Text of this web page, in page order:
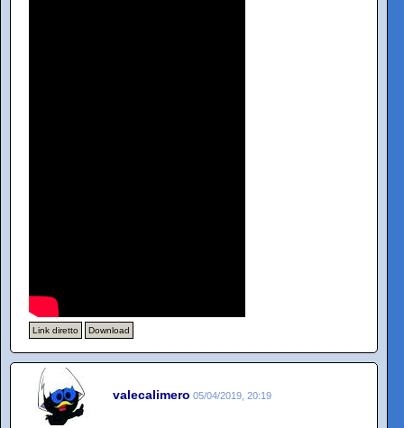
Link diretto Download
valecalimero 05/04/2019, 20:19